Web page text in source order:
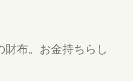
布。お金持ちらし